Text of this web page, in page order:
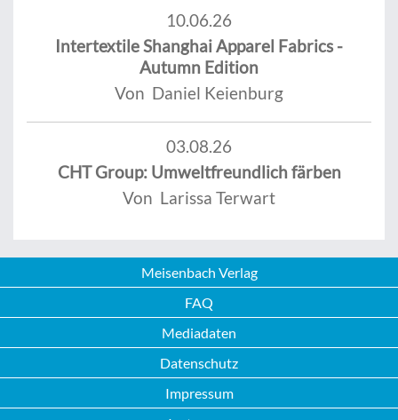
10.06.26
Intertextile Shanghai Apparel Fabrics -
Autumn Edition
Von Daniel Keienburg
03.08.26
CHT Group: Umweltfreundlich färben
Von Larissa Terwart
Meisenbach Verlag
FAQ
Mediadaten
Datenschutz
Impressum